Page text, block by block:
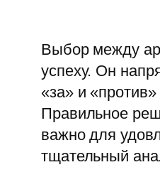
Выбор между
успеху. Он
«за» и
Правильное
важно для
тщательный